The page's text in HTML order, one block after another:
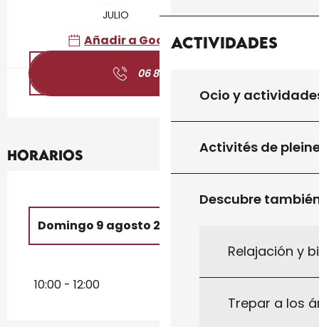
Actividades
Ocio y
Activités de
Descubre
Relajación y
Trepar a los
JULIO AGOSTO
Añadir a Google Calendar
06 83 81 19
Horarios
Domingo 9 agosto 2026
10:00 - 12:00